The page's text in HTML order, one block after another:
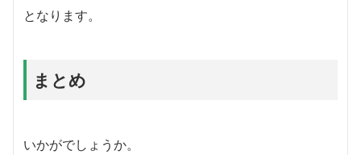
となります。
まとめ
いかがでしょうか。